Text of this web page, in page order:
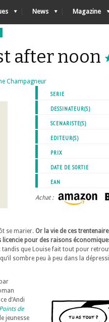
News Magazine
after noon
Champagneur
SERIE
DESSINATEUR(S)
SCENARISTE(S)
EDITEUR(S)
PRIX
DATE DE SORTIE
EAN
Achat :
se marier. Or la vie de ces
licencie pour des raisons
que Louise fait tout pour
sombre peu à peu dans la
d’Andi
Points de
jeunesse